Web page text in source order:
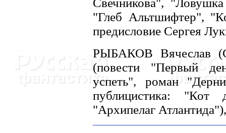
Свечникова",
"Глеб Альтшифтер",
предисловие Сергея
РЫБАКОВ Вячеслав
(повести "Первый
успеть", роман
публицистика: "Кот
"Архипелаг